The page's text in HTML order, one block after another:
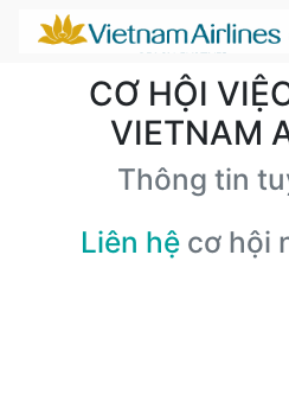
CƠ HỘI
VIETNAM
Thông tin
Liên hệ cơ hội